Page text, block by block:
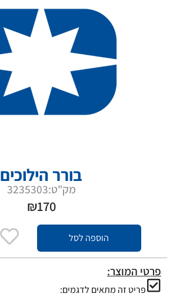
בורר הילוכים
מק"ט:3235303
₪170
הוספה לסל
פרטי המוצר:
פריט זה מתאים לדגמים: